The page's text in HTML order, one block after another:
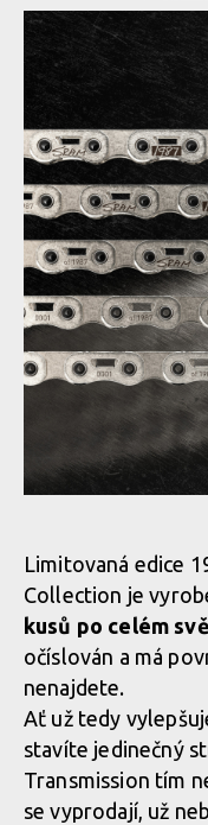
SRAM představuje
Transmission Collection
SRAM představuje
Transmission Collection
SRAM představuje
Transmission Collection
SRAM představuje
Transmission Collection
SRAM představuje
Transmission Collection
Limitovaná edice
Collection je
kusů po celém
očíslován a má
nenajdete.
Ať už tedy
stavíte jedinečný
Transmission tím
se vyprodají, už